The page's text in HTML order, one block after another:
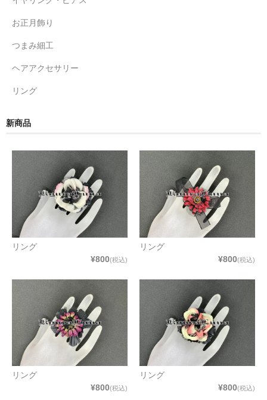
お正月飾り
つまみ細工
ヘアアクセサリー
リング
新商品
リング
¥800(税込)
リング
¥800(税込)
リング
¥800(税込)
リング
¥800(税込)